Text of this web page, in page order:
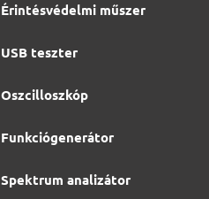
Érintésvédelmi műszer
USB teszter
Oszcilloszkóp
Funkciógenerátor
Spektrum analizátor